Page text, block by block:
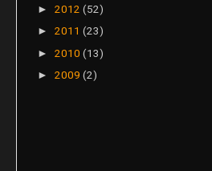
► 2012 (52)
► 2011 (23)
► 2010 (13)
► 2009 (2)